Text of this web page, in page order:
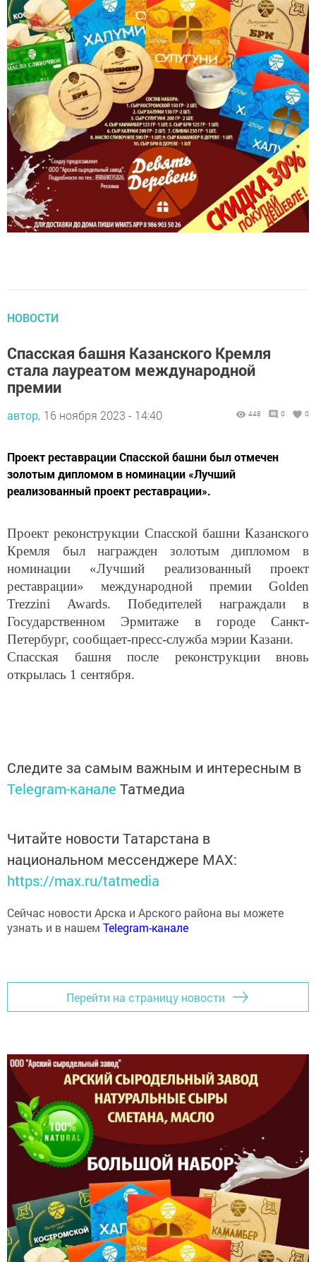
стала лауреатом международной
премии
автор,
золотым дипломом в номинации «Лучший
реализованный проект реставрации».
Кремля был награжден золотым дипломом в
номинации «Лучший реализованный проект
реставрации» международной премии Golden
Trezzini Awards. Победителей награждали в
Государственном Эрмитаже в городе Санкт-
Петербург, сообщает-пресс-служба мэрии Казани.
Спасская башня после реконструкции вновь
открылась 1 сентября.
Telegram-каналеТатмедиа
национальном мессенджере MАХ:
https://max.ru/tatmedia
узнать и в нашемTelegram-канале
Перейти на страницу новости